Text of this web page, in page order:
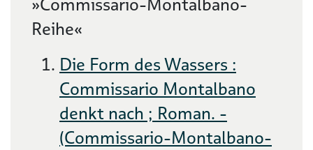
Reihe«
Die Form des Wassers :
Commissario Montalbano
denkt nach ; Roman. -
(Commissario-Montalbano-